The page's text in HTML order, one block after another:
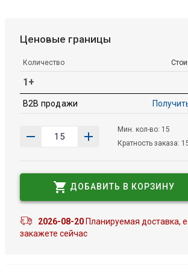
Ценовые границы
Количество
1+
B2B продажи
Мин. кол-во: 15
Кратность заказа:
ДОБАВИТЬ В КОРЗИНУ
2026-08-20Планируемая доставка,
закажете сейчас